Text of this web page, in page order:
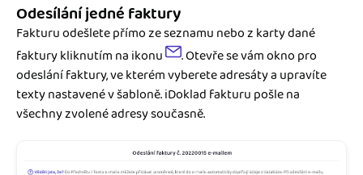
Odesílání jedné faktury
Fakturu odešlete přímo ze seznamu nebo z karty dané
faktury kliknutím na ikonu
. Otevře se vám okno pro
odeslání faktury, ve kterém vyberete adresáty a upravíte
texty nastavené v šabloně. iDoklad fakturu pošle na
všechny zvolené adresy současně.